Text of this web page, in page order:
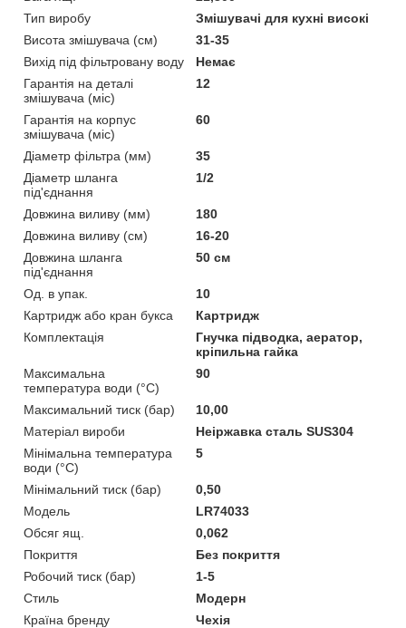
Тип виробу
Змішувачі для кухні високі
Висота змішувача (см)
31-35
Вихід під фільтровану воду
Немає
Гарантія на деталі
змішувача (міс)
12
Гарантія на корпус
змішувача (міс)
60
Діаметр фільтра (мм)
35
Діаметр шланга
під'єднання
1/2
Довжина виливу (мм)
180
Довжина виливу (см)
16-20
Довжина шланга
під'єднання
50 см
Од. в упак.
10
Картридж або кран букса
Картридж
Комплектація
Гнучка підводка, аератор,
кріпильна гайка
Максимальна
температура води (°C)
90
Максимальний тиск (бар)
10,00
Матеріал вироби
Неіржавка сталь SUS304
Мінімальна температура
води (°C)
5
Мінімальний тиск (бар)
0,50
Мoдель
LR74033
Обсяг ящ.
0,062
Покриття
Без покриття
Робочий тиск (бар)
1-5
Стиль
Модерн
Країна бренду
Чехія